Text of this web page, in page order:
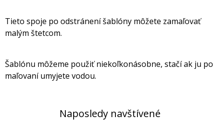
Tieto spoje po odstránení šablóny môžete zamaľovať
malým štetcom.
Šablónu môžeme použiť niekoľkonásobne, stačí ak ju po
maľovaní umyjete vodou.
Naposledy navštívené